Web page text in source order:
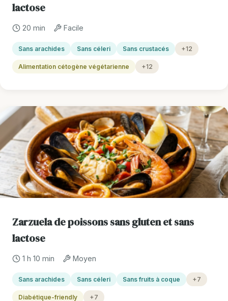
lactose
20 min Facile
Sans arachides Sans céleri Sans crustacés +12
Alimentation cétogène végétarienne +12
Zarzuela de poissons sans gluten et sans
lactose
1 h 10 min Moyen
Sans arachides Sans céleri Sans fruits à coque +7
Diabétique-friendly +7